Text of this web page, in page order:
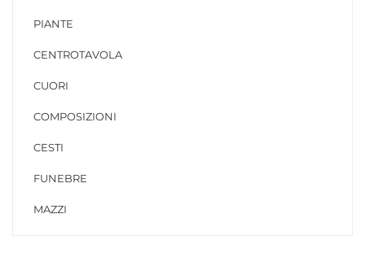
PIANTE
CENTROTAVOLA
CUORI
COMPOSIZIONI
CESTI
FUNEBRE
MAZZI